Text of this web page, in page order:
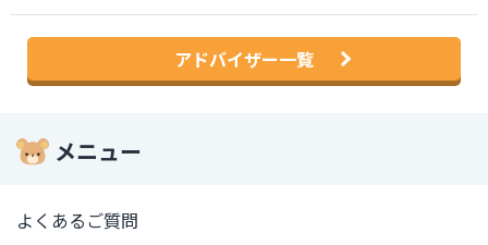
アドバイザー一覧
メニュー
よくあるご質問